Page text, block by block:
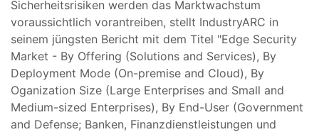
Sicherheitsrisiken werden das Marktwachstum
voraussichtlich vorantreiben, stellt IndustryARC in
seinem jüngsten Bericht mit dem Titel "Edge Security
Market - By Offering (Solutions and Services), By
Deployment Mode (On-premise and Cloud), By
Oganization Size (Large Enterprises and Small and
Medium-sized Enterprises), By End-User (Government
and Defense; Banken, Finanzdienstleistungen und